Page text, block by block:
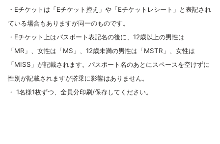
・Eチケットは「Eチケット控え」や「Eチケットレシート」と表記され
ている場合もありますが同一のものです。
・Eチケット上はパスポート表記名の後に、12歳以上の男性は
「MR」、女性は「MS」、12歳未満の男性は「MSTR」、女性は
「MISS」が記載されます。パスポート名のあとにスペースを空けずに
性別が記載されますが搭乗に影響はありません。
・ 1名様1枚ずつ、全員分印刷/保存してください。